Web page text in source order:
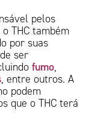
pelos
THC também
por suas
ser
fumo,
, entre outros. A
podem
que o THC terá